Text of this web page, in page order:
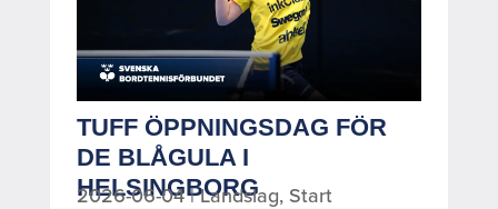
TUFF ÖPPNINGSDAG FÖR
DE BLÅGULA I
HELSINGBORG
2026-06-04|Landslag, Start